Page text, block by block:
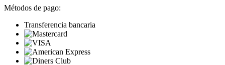
Métodos de pago:
Transferencia bancaria